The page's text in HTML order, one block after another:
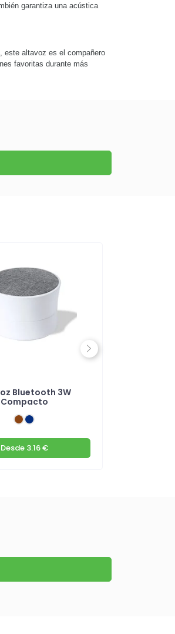
garantiza una acústica
este altavoz es el compañero
favoritas durante más
Bluetooth 3W
Compacto
Desde3.16 €
Next